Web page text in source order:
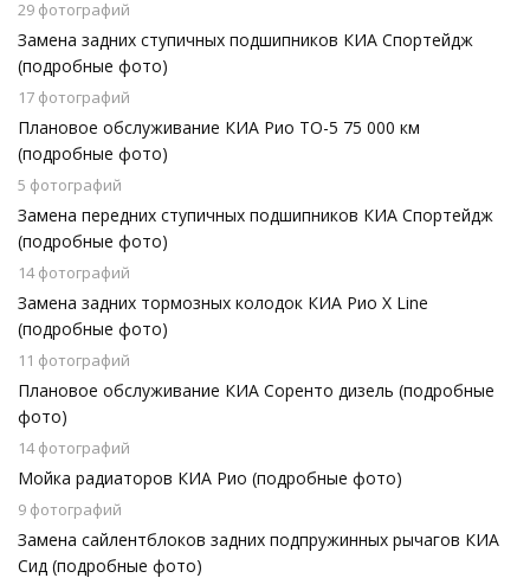
29 фотографий
Замена задних ступичных подшипников КИА Спортейдж
(подробные фото)
17 фотографий
Плановое обслуживание КИА Рио ТО-5 75 000 км
(подробные фото)
5 фотографий
Замена передних ступичных подшипников КИА Спортейдж
(подробные фото)
14 фотографий
Замена задних тормозных колодок КИА Рио X Line
(подробные фото)
11 фотографий
Плановое обслуживание КИА Соренто дизель (подробные
фото)
14 фотографий
Мойка радиаторов КИА Рио (подробные фото)
9 фотографий
Замена сайлентблоков задних подпружинных рычагов КИА
Сид (подробные фото)